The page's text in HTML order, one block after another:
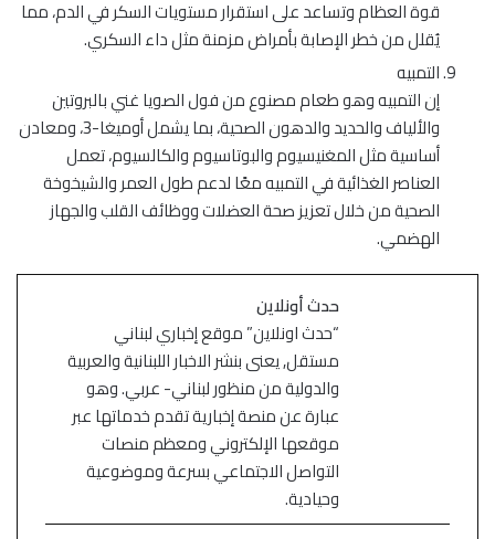
قوة العظام وتساعد على استقرار مستويات السكر في الدم، مما
يُقلل من خطر الإصابة بأمراض مزمنة مثل داء السكري.
التمبيه
إن التمبيه وهو طعام مصنوع من فول الصويا غني بالبروتين
والألياف والحديد والدهون الصحية، بما يشمل أوميغا-3، ومعادن
أساسية مثل المغنيسيوم والبوتاسيوم والكالسيوم، تعمل
العناصر الغذائية في التمبيه معًا لدعم طول العمر والشيخوخة
الصحية من خلال تعزيز صحة العضلات ووظائف القلب والجهاز
الهضمي.
حدث أونلاين
“حدث اونلاين” موقع إخباري لبناني
مستقل, يعنى بنشر الاخبار اللبنانية والعربية
والدولية من منظور لبناني- عربي. وهو
عبارة عن منصة إخبارية تقدم خدماتها عبر
موقعها الإلكتروني ومعظم منصات
التواصل الاجتماعي بسرعة وموضوعية
وحيادية.